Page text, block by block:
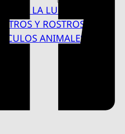
BAJO LA LUPA
Y ROSTROS
ANIMALES